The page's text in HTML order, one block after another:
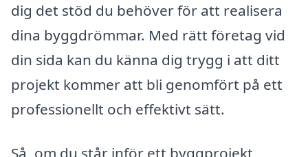
dig det stöd du behöver för att realisera
dina byggdrömmar. Med rätt företag vid
din sida kan du känna dig trygg i att ditt
projekt kommer att bli genomfört på ett
professionellt och effektivt sätt.
Så, om du står inför ett byggprojekt,